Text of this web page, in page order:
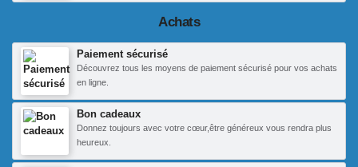
Achats
Paiement sécurisé
Découvrez tous les moyens de paiement sécurisé pour vos achats
en ligne.
Bon cadeaux
Donnez toujours avec votre cœur,être généreux vous rendra plus
heureux.